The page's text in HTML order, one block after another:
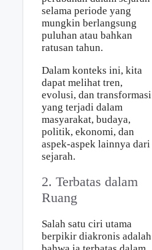
selama periode yang
mungkin berlangsung
puluhan atau bahkan
ratusan tahun.
Dalam konteks ini, kita
dapat melihat tren,
evolusi, dan transformasi
yang terjadi dalam
masyarakat, budaya,
politik, ekonomi, dan
aspek-aspek lainnya dari
sejarah.
2. Terbatas dalam
Ruang
Salah satu ciri utama
berpikir diakronis adalah